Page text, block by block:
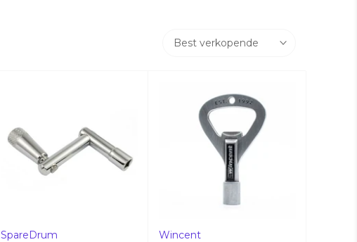
Best verkopende
SpareDrum Wincent